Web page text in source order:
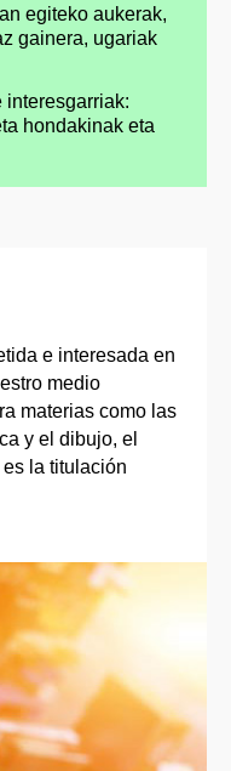
egiteko aukerak,
gainera, ugariak
interesgarriak:
hondakinak eta
e interesada en
medio
materias como las
y el dibujo, el
la titulación